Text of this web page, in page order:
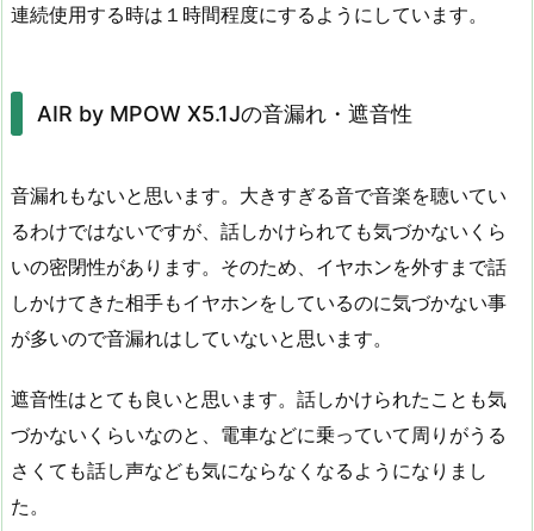
連続使用する時は１時間程度にするようにしています。
AIR by MPOW X5.1Jの音漏れ・遮音性
音漏れもないと思います。大きすぎる音で音楽を聴いてい
るわけではないですが、話しかけられても気づかないくら
いの密閉性があります。そのため、イヤホンを外すまで話
しかけてきた相手もイヤホンをしているのに気づかない事
が多いので音漏れはしていないと思います。
遮音性はとても良いと思います。話しかけられたことも気
づかないくらいなのと、電車などに乗っていて周りがうる
さくても話し声なども気にならなくなるようになりまし
た。